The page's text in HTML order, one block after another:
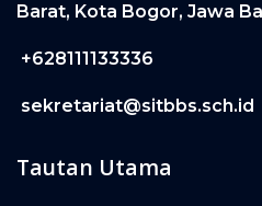
Barat, Kota Bogor, Jawa
+628111133336
sekretariat@sitbbs.sch.id
Tautan Utama